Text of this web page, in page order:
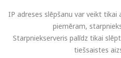
IP adreses slēpšanu var veikt tikai
piemēram,
Starpniekserveris palīdz tikai
tiešsaistes